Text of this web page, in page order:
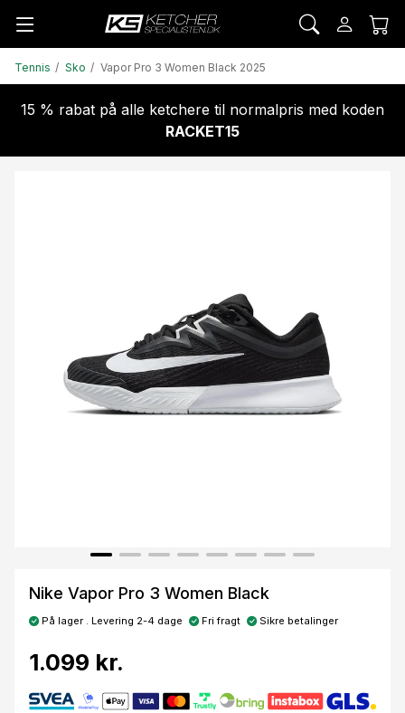
Tennis Sko Vapor Pro 3 Women Black 2025
15 % rabat på alle ketchere til normalpris med koden
RACKET15
Nike Vapor Pro 3 Women Black
På lager . Levering 2-4 dage Fri fragt Sikre betalinger
1.099 kr.